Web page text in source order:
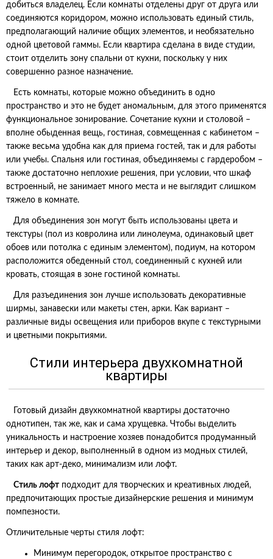
добиться владелец. Если комнаты отделены друг от друга или
соединяются коридором, можно использовать единый стиль,
предполагающий наличие общих элементов, и необязательно
одной цветовой гаммы. Если квартира сделана в виде студии,
стоит отделить зону спальни от кухни, поскольку у них
совершенно разное назначение.
Есть комнаты, которые можно объединить в одно
пространство и это не будет аномальным, для этого применятся
функциональное зонирование. Сочетание кухни и столовой –
вполне обыденная вещь, гостиная, совмещенная с кабинетом –
также весьма удобна как для приема гостей, так и для работы
или учебы. Спальня или гостиная, объединяемы с гардеробом –
также достаточно неплохие решения, при условии, что шкаф
встроенный, не занимает много места и не выглядит слишком
тяжело в комнате.
Для объединения зон могут быть использованы цвета и
текстуры (пол из ковролина или линолеума, одинаковый цвет
обоев или потолка с единым элементом), подиум, на котором
расположится обеденный стол, соединенный с кухней или
кровать, стоящая в зоне гостиной комнаты.
Для разъединения зон лучше использовать декоративные
ширмы, занавески или макеты стен, арки. Как вариант –
различные виды освещения или приборов вкупе с текстурными
и цветными покрытиями.
Стили интерьера двухкомнатной
квартиры
Готовый дизайн двухкомнатной квартиры достаточно
однотипен, так же, как и сама хрущевка. Чтобы выделить
уникальность и настроение хозяев понадобится продуманный
интерьер и декор, выполненный в одном из модных стилей,
таких как арт-деко, минимализм или лофт.
Стиль лофт подходит для творческих и креативных людей,
предпочитающих простые дизайнерские решения и минимум
помпезности.
Отличительные черты стиля лофт:
Минимум перегородок, открытое пространство с